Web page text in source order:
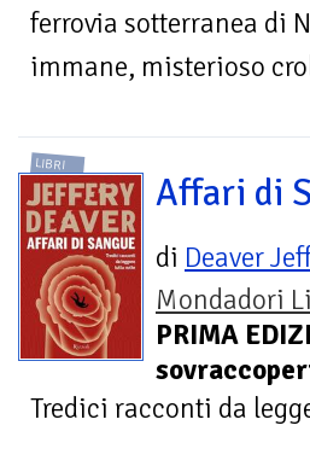
ferrovia sotterranea di
immane, misterioso
LIBRI
Affari di
di Deaver
Mondadori
PRIMA
Tredici racconti da